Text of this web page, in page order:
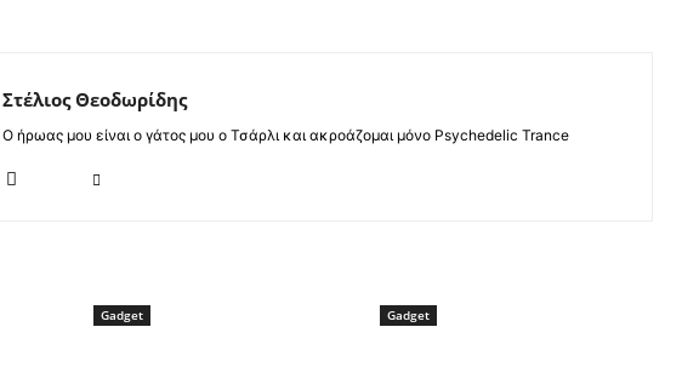
Στέλιος Θεοδωρίδης
Ο ήρωας μου είναι ο γάτος μου ο Τσάρλι και ακροάζομαι μόνο Psychedelic Trance
Gadget Gadget